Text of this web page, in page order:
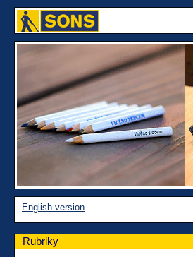
English version
Rubriky